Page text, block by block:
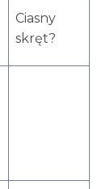
Ciasny
skręt?